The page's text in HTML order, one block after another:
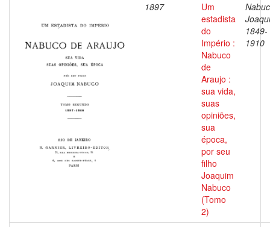
1897
Um
estadista
do
Império :
Nabuco
de
Araujo :
sua vida,
suas
opiniões,
sua
época,
por seu
filho
Joaquim
Nabuco
(Tomo
2)
1849-
1910